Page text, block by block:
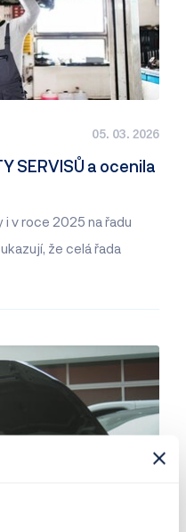
05. 03. 2026
SERVISŮ a ocenila
v roce 2025 na řadu
že celá řada